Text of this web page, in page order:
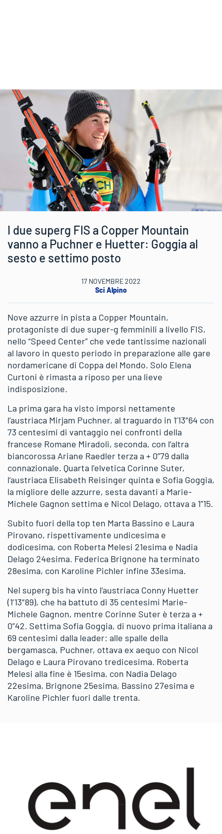
I due superg FIS a Copper Mountain
vanno a Puchner e Huetter: Goggia al
sesto e settimo posto
17 NOVEMBRE 2022
Sci Alpino
Nove azzurre in pista a Copper Mountain,
protagoniste di due super-g femminili a livello FIS,
nello “Speed Center” che vede tantissime nazionali
al lavoro in questo periodo in preparazione alle gare
nordamericane di Coppa del Mondo. Solo Elena
Curtoni è rimasta a riposo per una lieve
indisposizione.
La prima gara ha visto imporsi nettamente
l’austriaca Mirjam Puchner, al traguardo in 1’13″64 con
73 centesimi di vantaggio nei confronti della
francese Romane Miradoli, seconda, con l’altra
biancorossa Ariane Raedler terza a + 0”79 dalla
connazionale. Quarta l’elvetica Corinne Suter,
l’austriaca Elisabeth Reisinger quinta e Sofia Goggia,
la migliore delle azzurre, sesta davanti a Marie-
Michele Gagnon settima e Nicol Delago, ottava a 1”15.
Subito fuori della top ten Marta Bassino e Laura
Pirovano, rispettivamente undicesima e
dodicesima, con Roberta Melesi 21esima e Nadia
Delago 24esima. Federica Brignone ha terminato
28esima, con Karoline Pichler infine 33esima.
Nel superg bis ha vinto l’austriaca Conny Huetter
(1’13″89), che ha battuto di 35 centesimi Marie-
Michele Gagnon, mentre Corinne Suter è terza a +
0”42. Settima Sofia Goggia, di nuovo prima italiana a
69 centesimi dalla leader: alle spalle della
bergamasca, Puchner, ottava ex aequo con Nicol
Delago e Laura Pirovano tredicesima. Roberta
Melesi alla fine è 15esima, con Nadia Delago
22esima, Brignone 25esima, Bassino 27esima e
Karoline Pichler fuori dalle trenta.